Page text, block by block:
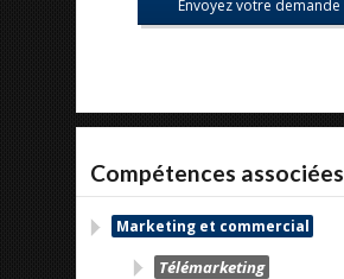
Compétences associées
Marketing et commercial
Télémarketing